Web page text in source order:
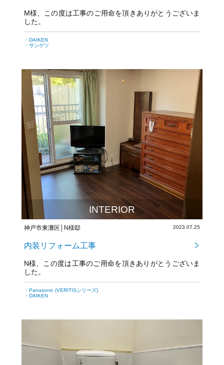
M様、この度は工事のご用命を頂きありがとうございま
した。
・DAIKEN
・サンゲツ
INTERIOR
神戸市東灘区│N様邸 2023.07.25
内装リフォーム工事
N様、この度は工事のご用命を頂きありがとうございま
した。
今後とも宜しくお願い致します！
・Panasonic (VERITISシリーズ)
・DAIKEN